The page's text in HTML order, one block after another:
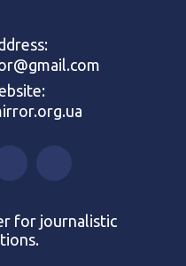
for journalistic